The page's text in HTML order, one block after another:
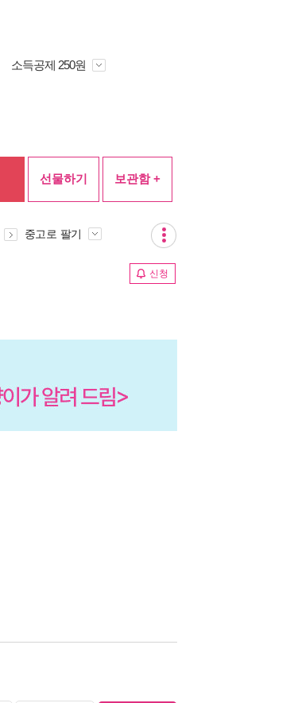
소득공제 250원
선물하기 보관함 +
중고로 팔기
신청